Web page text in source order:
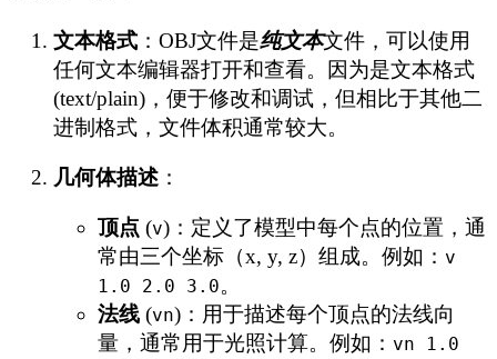
文本格式 ：OBJ文件是纯文本文件，可以使用
任何文本编辑器打开和查看。因为是文本格式
(text/plain)，便于修改和调试，但相比于其他二
进制格式，文件体积通常较大。
几何体描述：
顶点 (v)：定义了模型中每个点的位置，通
常由三个坐标（x, y, z）组成。例如： v
1.0 2.0 3.0。
法线 (vn)：用于描述每个顶点的法线向
量，通常用于光照计算。例如： vn 1.0